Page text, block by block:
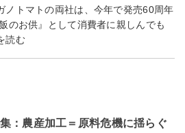
ノトマトの両社は、今年で発売60周年
お供』として消費者に親しんでも
読む
：農産加工＝原料危機に揺らぐ